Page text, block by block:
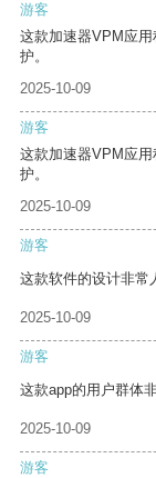
游客
这款加速器VPM应
护。
2025-10-09
游客
这款加速器VPM应
护。
2025-10-09
游客
这款软件的设计非常
2025-10-09
游客
这款app的用户群体
2025-10-09
游客